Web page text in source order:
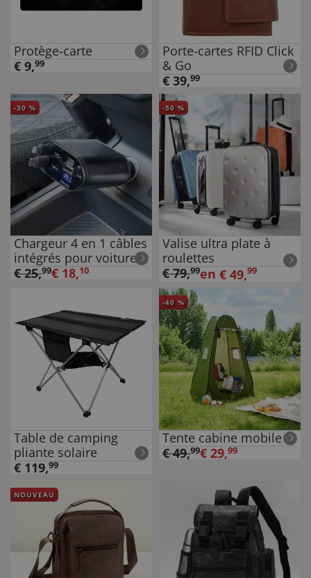
Protège-carte
€ 9,99
Porte-cartes RFID Click
& Go
€ 39,99
-30 %
Chargeur 4 en 1 câbles
intégrés pour voiture
€25,99€ 18,10
-50 %
Valise ultra plate à
roulettes
€79,99en € 49,99
Table de camping
pliante solaire
€ 119,99
-40 %
Tente cabine mobile
€49,99€ 29,99
NOUVEAU